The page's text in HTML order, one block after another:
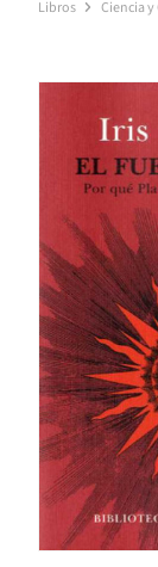
Libros Ciencia